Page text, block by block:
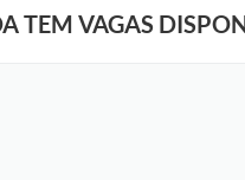
TEM VAGAS